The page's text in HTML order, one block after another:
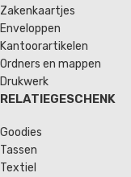
Zakenkaartjes
Enveloppen
Kantoorartikelen
Ordners en mappen
Drukwerk
RELATIEGESCHENK
Goodies
Tassen
Textiel